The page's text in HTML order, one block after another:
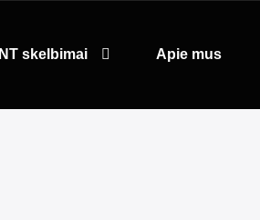
NT skelbimai Apie mus